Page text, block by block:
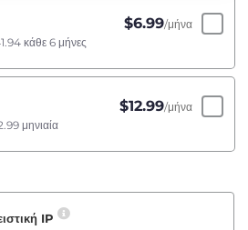
$6.99/μήνα
κάθε 6 μήνες
$12.99/μήνα
μηνιαία
IP